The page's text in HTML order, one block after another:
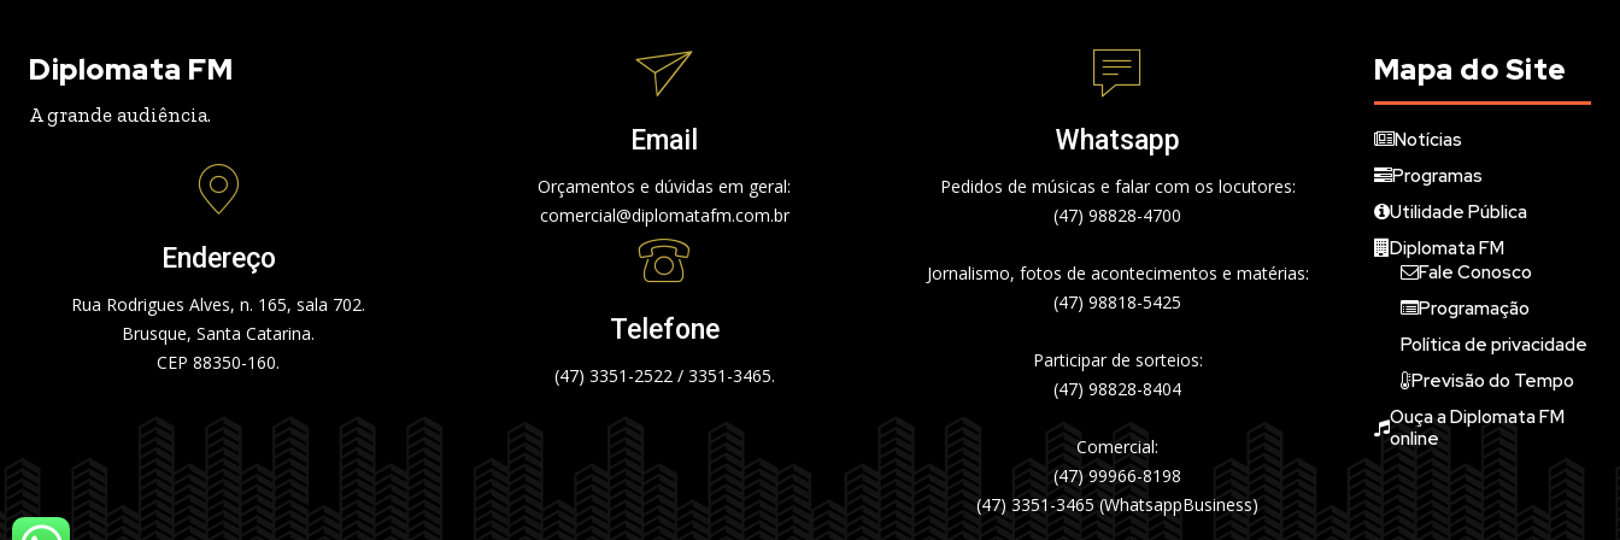
Diplomata FM
A grande audiência.
Endereço
Rua Rodrigues Alves, n. 165, sala 702.
Brusque, Santa Catarina.
CEP 88350-160.
Email
Orçamentos e dúvidas em geral:
comercial@diplomatafm.com.br
Telefone
(47) 3351-2522 / 3351-3465.
Whatsapp
Pedidos de músicas e falar com os locutores:
(47) 98828-4700
Jornalismo, fotos de acontecimentos e matérias:
(47) 98818-5425
Participar de sorteios:
(47) 98828-8404
Comercial:
(47) 99966-8198
(47) 3351-3465 (WhatsappBusiness)
Mapa do Site
Notícias
Programas
Utilidade Pública
Diplomata FM
Fale Conosco
Programação
Política de privacidade
Previsão do Tempo
Ouça a Diplomata FM
online